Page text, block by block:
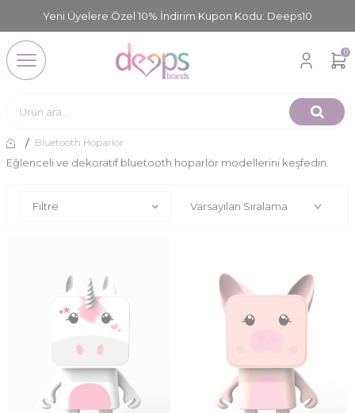
Yeni Üyelere Özel 10% İndirim Kupon Kodu: Deeps10
0
Bluetooth Hoparlör
Eğlenceli ve dekoratif bluetooth hoparlör modellerini keşfedin.
Filtre